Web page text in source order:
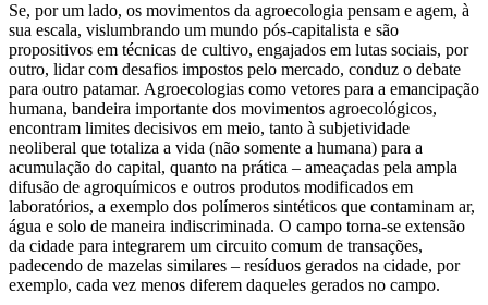
Se, por um lado, os movimentos da agroecologia pensam e agem, à
sua escala, vislumbrando um mundo pós-capitalista e são
propositivos em técnicas de cultivo, engajados em lutas sociais, por
outro, lidar com desafios impostos pelo mercado, conduz o debate
para outro patamar. Agroecologias como vetores para a emancipação
humana, bandeira importante dos movimentos agroecológicos,
encontram limites decisivos em meio, tanto à subjetividade
neoliberal que totaliza a vida (não somente a humana) para a
acumulação do capital, quanto na prática – ameaçadas pela ampla
difusão de agroquímicos e outros produtos modificados em
laboratórios, a exemplo dos polímeros sintéticos que contaminam ar,
água e solo de maneira indiscriminada. O campo torna-se extensão
da cidade para integrarem um circuito comum de transações,
padecendo de mazelas similares – resíduos gerados na cidade, por
exemplo, cada vez menos diferem daqueles gerados no campo.